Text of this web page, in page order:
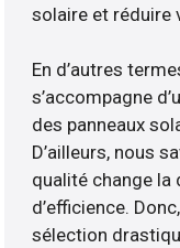
solaire et réduire
En d’autres
s’accompagne
des panneaux
D’ailleurs, nous
qualité change la
d’efficience.
sélection